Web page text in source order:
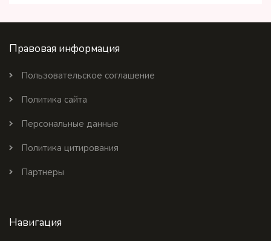
Правовая информация
Пользовательское соглашение
Политика сайта
Персональные данные
Политика цитирования
Партнеры
Навигация